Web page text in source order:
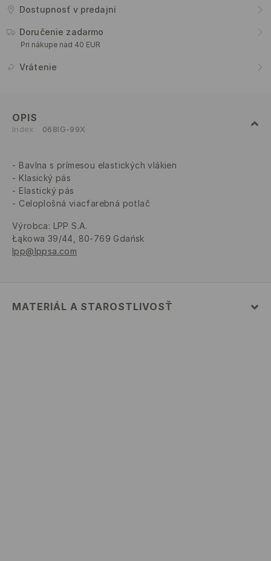
Dostupnosť v predajni
Doručenie zadarmo
Pri nákupe nad 40 EUR
Vrátenie
OPIS
Index 068IG-99X
Bavlna s prímesou elastických vlákien
Klasický pás
Elastický pás
Celoplošná viacfarebná potlač
Výrobca: LPP S.A.
Łąkowa 39/44, 80-769 Gdańsk
lpp@lppsa.com
MATERIÁL A STAROSTLIVOSŤ